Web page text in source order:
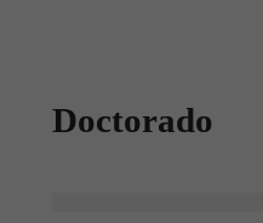
Doctorado